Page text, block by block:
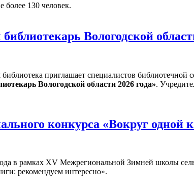
более 130 человек.
Вологодской
библиотека приглашает специалистов
Вологодской области 2026 года».
конкурса «Вокруг одной
в рамках XV Межрегиональной Зимней школы
рекомендуем интересно».